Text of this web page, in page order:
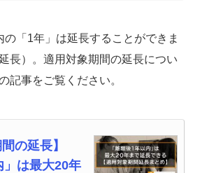
「1年」は延長することができま
長）。適用対象期間の延長につい
記事をご覧ください。
の延長】
」は最大20年